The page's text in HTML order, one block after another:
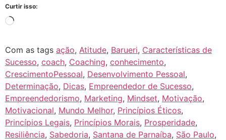
Curtir isso:
Com as tags ação, Atitude, Barueri, Características de
Sucesso, coach, Coaching, conhecimento,
CrescimentoPessoal, Desenvolvimento Pessoal,
Determinação, Dicas, Empreendedor de Sucesso,
Empreendedorismo, Marketing, Mindset, Motivação,
Motivacional, Mundo Melhor, Princípios Éticos,
Princípios Legais, Princípios Morais, Prosperidade,
Resiliência, Sabedoria, Santana de Parnaíba, São Paulo,